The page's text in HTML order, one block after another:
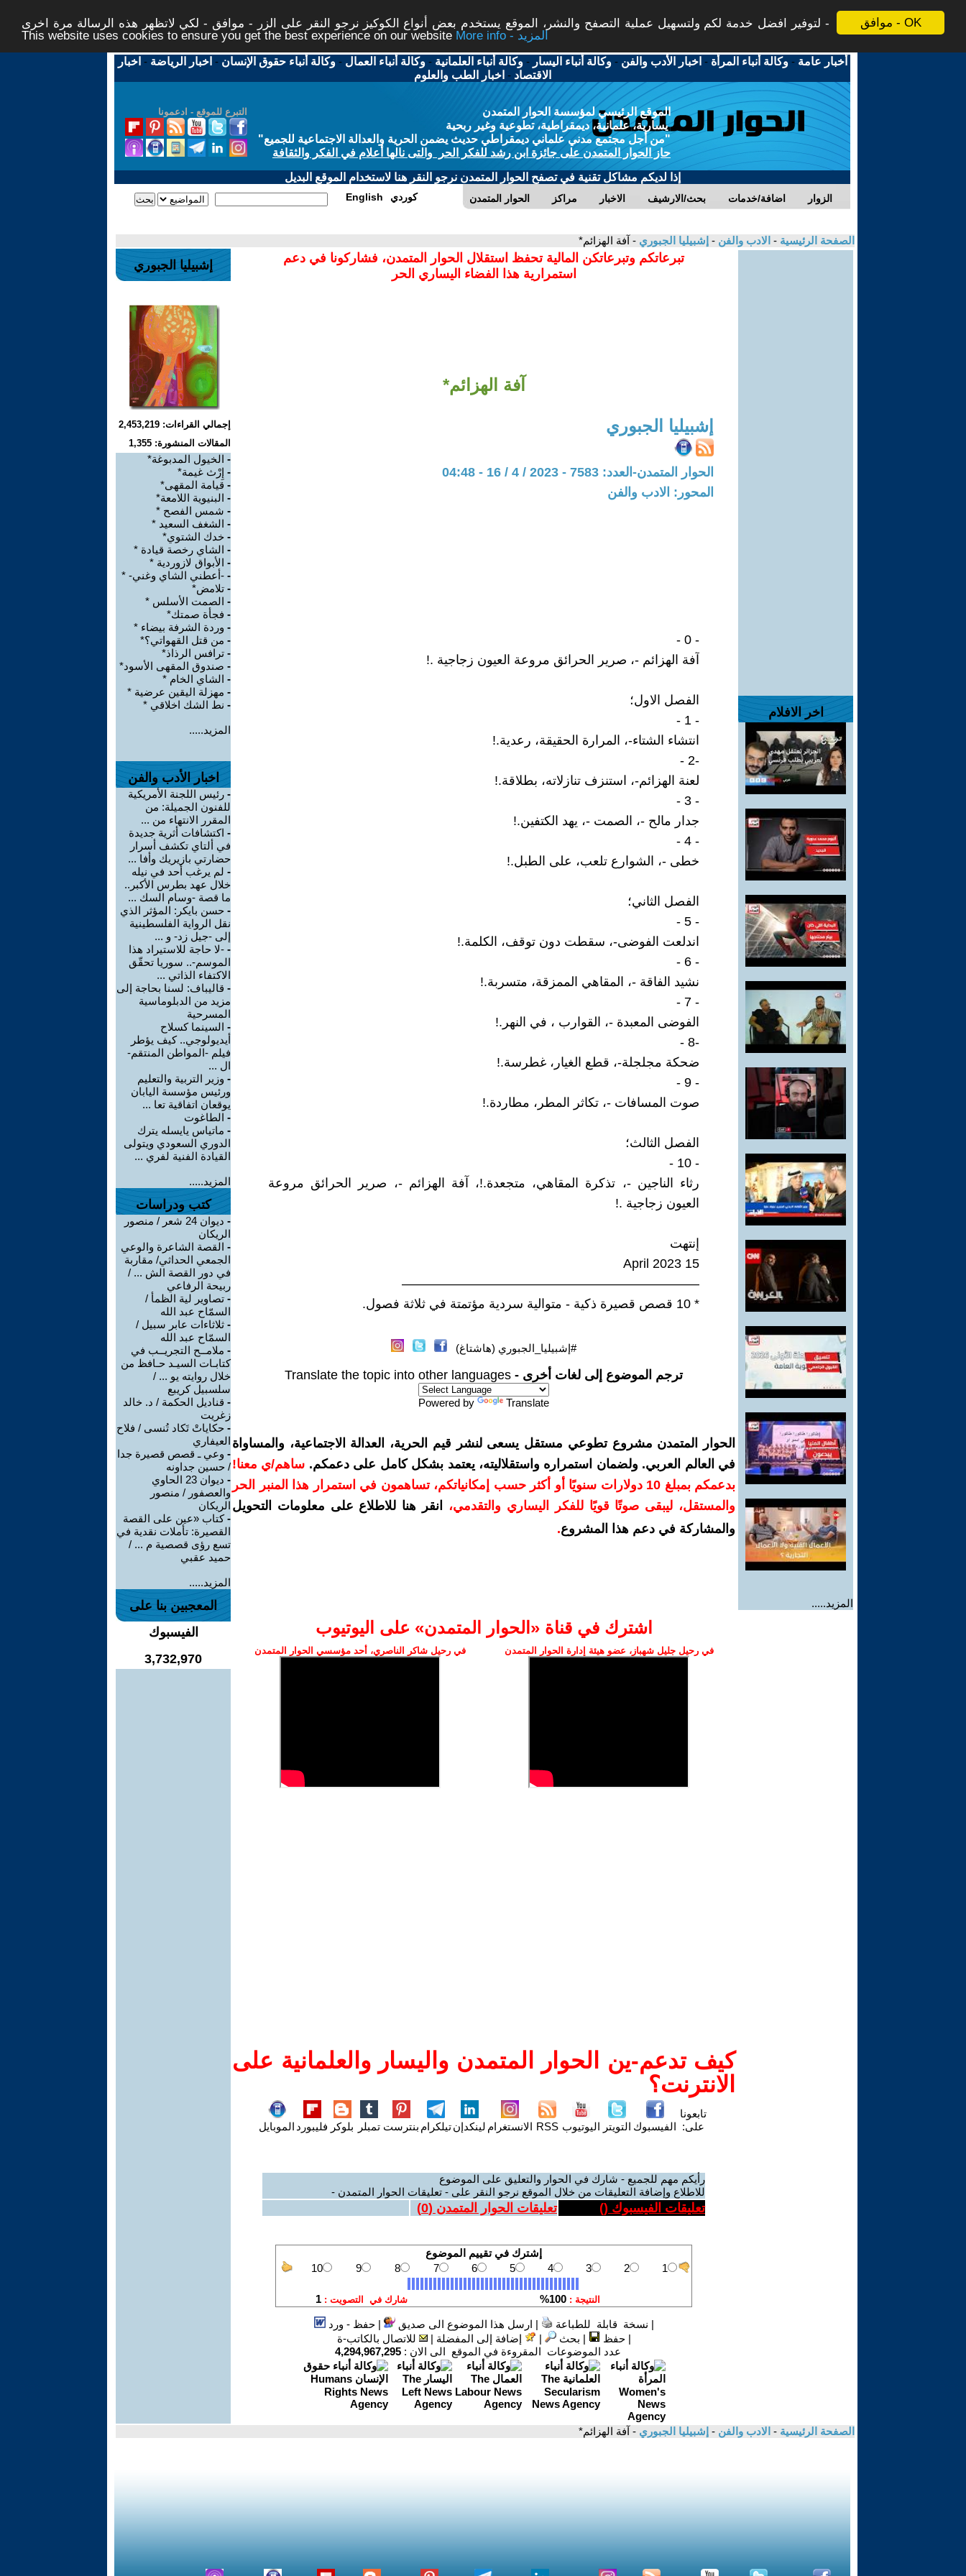
موافق - OK
لتوفير افضل خدمة لكم ولتسهيل عملية التصفح والنشر، الموقع يستخدم بعض أنواع الكوكيز نرجو النقر على الزر - موافق - لكي لاتظهر هذه الرسالة مرة اخرى -
This website uses cookies to ensure you get the best experience on our website
More info - المزيد
أخبار عامة -وكالة أنباء المرأة - اخبار الأدب والفن -وكالة أنباء اليسار -وكالة أنباء العلمانية -وكالة أنباء العمال -وكالة أنباء حقوق الإنسان - اخبار الرياضة - اخبار
الاقتصاد - اخبار الطب والعلوم
التبرع للموقع - ادعمونا
الموقع الرئيسي لمؤسسة الحوار المتمدن
يسارية، علمانية، ديمقراطية، تطوعية وغير ربحية
"من أجل مجتمع مدني علماني ديمقراطي حديث يضمن الحرية والعدالة الاجتماعية للجميع"
حاز الحوار المتمدن على جائزة ابن رشد للفكر الحر والتى نالها أعلام في الفكر والثقافة
إذا لديكم مشاكل تقنية في تصفح الحوار المتمدن نرجو النقر هنا لاستخدام الموقع البديل
الحوار المتمدن مراكز الاخبار بحث/الارشيف اضافة/خدمات الزوار English كوردي
الصفحة الرئيسية - الادب والفن - إشبيليا الجبوري - آفة الهزائم*
اخر الافلام
المزيد.....
تبرعاتكم وتبرعاتكن المالية تحفظ استقلال الحوار المتمدن، فشاركونا في دعم
استمرارية هذا الفضاء اليساري الحر
آفة الهزائم*
إشبيليا الجبوري
الحوار المتمدن-العدد: 7583 - 2023 / 4 / 16 - 04:48
المحور: الادب والفن
- 0 -
آفة الهزائم -، صرير الحرائق مروعة العيون زجاجية .!
الفصل الاول؛
- 1 -
انتشاء الشتاء-، المرارة الحقيقة، رعدية.!
-2 -
لعنة الهزائم-، استنزف تنازلاته، بطلاقة.!
- 3 -
جدار مالح -، الصمت -، يهد الكتفين.!
- 4 -
خطى -، الشوارع تلعب، على الطبل.!
الفصل الثاني؛
- 5 -
اندلعت الفوضى-، سقطت دون توقف، الكلمة.!
- 6 -
نشيد الفاقة -، المقاهي الممزقة، متسربة.!
- 7 -
الفوضى المعبدة -، القوارب ، في النهر.!
-8 -
ضحكة مجلجلة-، قطع الغيار، غطرسة.!
- 9 -
صوت المسافات -، تكاثر المطر، مطاردة.!
الفصل الثالث؛
- 10 -
رثاء الناجين -، تذكرة المقاهي، متجعدة.!، آفة الهزائم -، صرير الحرائق مروعة
العيون زجاجية .!
إنتهت
15 April 2023
———————————————————————
* 10 قصص قصيرة ذكية - متوالية سردية مؤتمتة في ثلاثة فصول.
#إشبيليا_الجبوري (هاشتاغ)
ترجم الموضوع إلى لغات أخرى - Translate the topic into other languages
Powered by Translate
الحوار المتمدن مشروع تطوعي مستقل يسعى لنشر قيم الحرية، العدالة الاجتماعية، والمساواة
في العالم العربي. ولضمان استمراره واستقلاليته، يعتمد بشكل كامل على دعمكم. ساهم/ي معنا!
بدعمكم بمبلغ 10 دولارات سنويًا أو أكثر حسب إمكانياتكم، تساهمون في استمرار هذا المنبر الحر
والمستقل، ليبقى صوتًا قويًا للفكر اليساري والتقدمي،
انقر هنا للاطلاع على معلومات التحويل
والمشاركة في دعم هذا المشروع.
اشترك في قناة ‫«الحوار المتمدن» على اليوتيوب
في رحيل جليل شهباز، عضو هيئة إدارة الحوار المتمدن في رحيل شاكر الناصري، أحد مؤسسي الحوار المتمدن
كيف تدعم-ين الحوار المتمدن واليسار والعلمانية على
الانترنت؟
تابعونا
على: الفيسبوك التويتر اليوتيوب RSS الانستغرام لينكدإنتيلكرام بنترست تمبلر بلوكر فليبورد الموبايل
رأيكم مهم للجميع - شارك في الحوار والتعليق على الموضوع
للاطلاع وإضافة التعليقات من خلال الموقع نرجو النقر على - تعليقات الحوار المتمدن -
تعليقات الفيسبوك () تعليقات الحوار المتمدن (0
)
| نسخة قابلة للطباعة | ارسل هذا الموضوع الى صديق |حفظ - ورد
|حفظ | بحث | إضافة إلى المفضلة |
للاتصال بالكاتب-ة
عدد الموضوعات المقروءة في الموقع الى الان : 4,294,967,295
إشبيليا الجبوري
إجمالي القراءات: 2,453,219
المقالات المنشورة: 1,355
- الخيول المدبوغة*
- إِرْث غيمة*
- قيامة المقهى*
- البنيوية اللامعة*
- شمس الفصح *
- الشغف السعيد *
- خدك الشتوي*
- الشاي رخصة قيادة *
- الأبواق لازوردية *
- -أعطني الشاي وغني- *
- تلامض*
- الصمت الأسلس *
- فجأة صمتك*
- وردة الشرفة بيضاء *
- من قتل القهواتي؟*
- ترافس الرذاذ*
- صندوق المقهى الأسود*
- الشاي الخام *
- مهزلة اليقين عرضية *
- نط الشك اخلاقي *
المزيد.....
اخبار الأدب والفن
- رئيس اللجنة الأمريكية
للفنون الجميلة: من
المقرر الانتهاء من ...
- اكتشافات أثرية جديدة
في ألتاي تكشف أسرار
حضارتي بازيريك وأفا ...
- لم يرغب أحد في نيله
خلال عهد بطرس الأكبر..
ما قصة -وسام السك ...
- حسن بايكر: المؤثر الذي
نقل الرواية الفلسطينية
إلى -جيل زد- و ...
- -لا حاجة للاستيراد هذا
الموسم-.. سوريا تحقّق
الاكتفاء الذاتي ...
- قاليباف: لسنا بحاجة إلى
مزيد من الدبلوماسية
المسرحية
- السينما كسلاح
أيديولوجي.. كيف يؤطر
فيلم -المواطن المنتقم-
ال ...
- وزير التربية والتعليم
ورئيس مؤسسة اليابان
يوقعان اتفاقية تعا ...
- الطاغوت
- ماتياس يايسله يترك
الدوري السعودي ويتولى
القيادة الفنية لفري ...
المزيد.....
كتب ودراسات
-
ديوان 24 شعر / منصور
الريكان
- القصة الشاعرة والوعي
الجمعي الحداثي/ مقاربة
في دور القصة الش ... /
ربيحة الرفاعي
- تصاوير لية الظمأ /
السمّاح عبد الله
- ثلاثاءات عابر سبيل /
السمّاح عبد الله
- ملامــح التجريــب في
كتابـات السيـد حـافظ من
خلال روايته يو ... /
سلسبيل كريبع
- قناديل الحكمة / د. خالد
زغريت
- حكاياتْ تَكاد تُنسى / فلاح
العيفاري
- وعي ـ قصص قصيرة جدا
/ حسين جداونه
-
ديوان 23 الحاوي
والعصفور / منصور
الريكان
-كتاب «عين على القصة
القصيرة: تأملات نقدية في
تسع رؤى قصصية م ... /
حميد عقبي
المزيد.....
المعجبين بنا على
الفيسبوك
3,732,970
الصفحة الرئيسية - الادب والفن - إشبيليا الجبوري - آفة الهزائم*